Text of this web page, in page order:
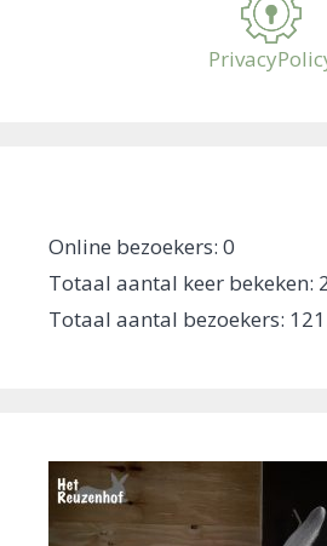
Online bezoekers: 0
Totaal aantal keer bekeken:
Totaal aantal bezoekers: